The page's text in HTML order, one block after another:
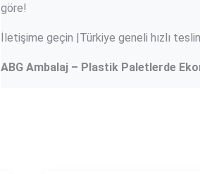
göre!
İletişime geçin |Türkiye geneli hızlı
ABG Ambalaj – Plastik Paletlerde